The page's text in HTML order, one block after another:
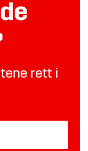
rett i